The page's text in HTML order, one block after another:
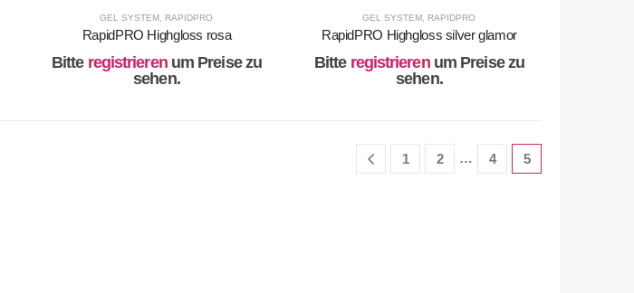
GEL SYSTEM RAPIDPRO
RapidPRO Highgloss rosa
Bitte registrieren um Preise zu
sehen.
GEL SYSTEM RAPIDPRO
RapidPRO Highgloss silver glamor
Bitte registrieren um Preise zu
sehen.
1 2 … 4 5